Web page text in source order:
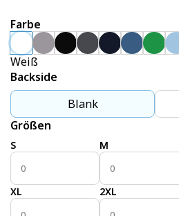
Farbe
Weiß
Backside
Blank
Größen
S
M
XL 2XL